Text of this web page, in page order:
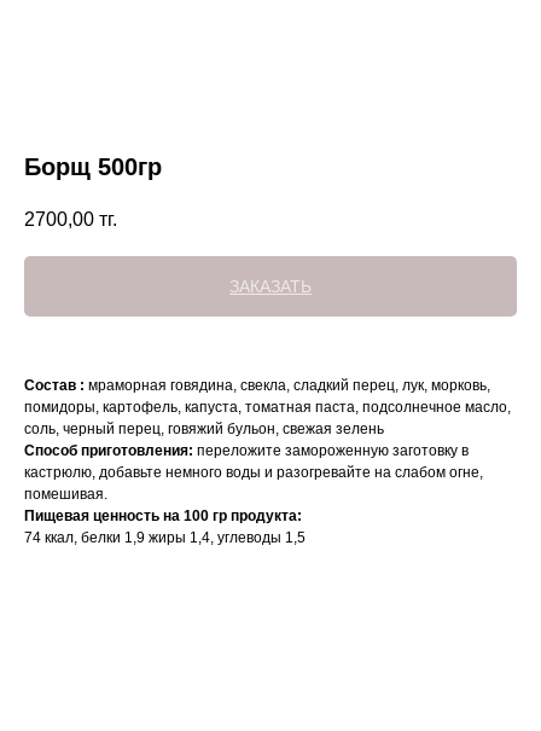
Борщ 500гр
2700,00 тг.
ЗАКАЗАТЬ
Состав : мраморная говядина, свекла, сладкий перец, лук, морковь,
помидоры, картофель, капуста, томатная паста, подсолнечное масло,
соль, черный перец, говяжий бульон, свежая зелень
Способ приготовления: переложите замороженную заготовку в
кастрюлю, добавьте немного воды и разогревайте на слабом огне,
помешивая.
Пищевая ценность на 100 гр продукта:
74 ккал, белки 1,9 жиры 1,4, углеводы 1,5